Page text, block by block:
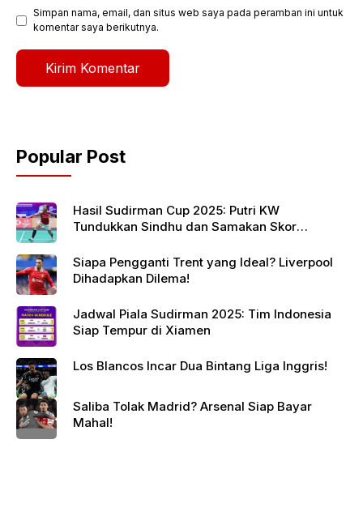
Simpan nama, email, dan situs web saya pada peramban ini untuk
komentar saya berikutnya.
Popular Post
Hasil Sudirman Cup 2025: Putri KW
Tundukkan Sindhu dan Samakan Skor
Siapa Pengganti Trent yang Ideal? Liverpool
Dihadapkan Dilema!
Jadwal Piala Sudirman 2025: Tim Indonesia
Siap Tempur di Xiamen
Los Blancos Incar Dua Bintang Liga Inggris!
Saliba Tolak Madrid? Arsenal Siap Bayar
Mahal!